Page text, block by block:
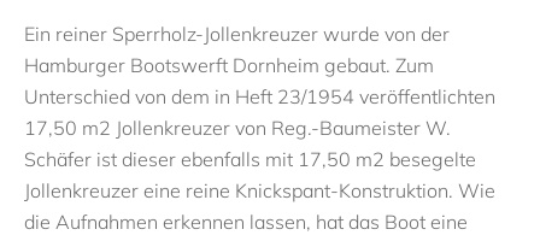
Ein reiner Sperrholz-Jollenkreuzer wurde von der
Hamburger Bootswerft Dornheim gebaut. Zum
Unterschied von dem in Heft 23/1954 veröffentlichten
17,50 m2 Jollenkreuzer von Reg.-Baumeister W.
Schäfer ist dieser ebenfalls mit 17,50 m2 besegelte
Jollenkreuzer eine reine Knickspant-Konstruktion. Wie
die Aufnahmen erkennen lassen, hat das Boot eine